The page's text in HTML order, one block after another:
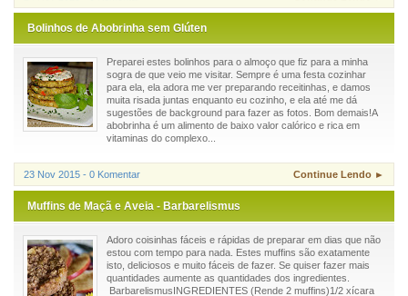
Bolinhos de Abobrinha sem Glúten
Preparei estes bolinhos para o almoço que fiz para a minha
sogra de que veio me visitar. Sempre é uma festa cozinhar
para ela, ela adora me ver preparando receitinhas, e damos
muita risada juntas enquanto eu cozinho, e ela até me dá
sugestões de background para fazer as fotos. Bom demais!A
abobrinha é um alimento de baixo valor calórico e rica em
vitaminas do complexo...
23 Nov 2015 - 0 Komentar Continue Lendo ►
Muffins de Maçã e Aveia - Barbarelismus
Adoro coisinhas fáceis e rápidas de preparar em dias que não
estou com tempo para nada. Estes muffins são exatamente
isto, deliciosos e muito fáceis de fazer. Se quiser fazer mais
quantidades aumente as quantidades dos ingredientes.
BarbarelismusINGREDIENTES (Rende 2 muffins)1/2 xícara